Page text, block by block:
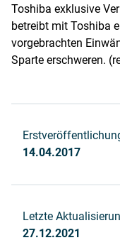
Toshiba exklusive
betreibt mit Toshiba
vorgebrachten
Sparte erschweren.
14.04.2017
Letzte
27.12.2021